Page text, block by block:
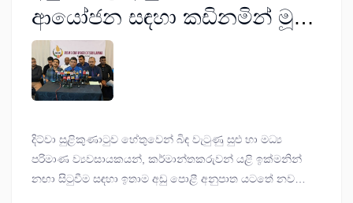
ආයෝජන සඳහා කඩිනමින් මූල්‍ය
පහසුකම් සපයන්නෑයි ඉල්ලීමක්
දිට්වා සුළිකුණාටුව හේතුවෙන් බිඳ වැටුණු සුළු හා මධ්‍ය
පරිමාණ ව්‍යවසායකයන්, කර්මාන්තකරුවන් යළි ඉක්මනින්
නඟා සිටුවීම සඳහා ඉතාම අඩු පොළී අනුපාත යටතේ නව